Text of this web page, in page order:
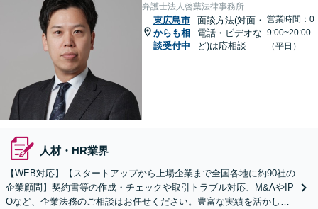
弁護士法人啓葉法律事務所
東広島市
からも相
談受付中
面談方法(対面・
電話・ビデオな
ど)は応相談
営業時間：0
9:00~20:00
（平日）
人材・HR業界
【WEB対応】【スタートアップから上場企業まで全国各地に約90社の
企業顧問】契約書等の作成・チェックや取引トラブル対応、M&AやIP
Oなど、企業法務のご相談はお任せください。豊富な実績を活かし的